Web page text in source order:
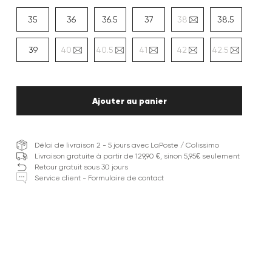
35 36 36.5 37 38 38.5
39 40 40.5 41 42 42.5
Ajouter au panier
Délai de livraison 2 - 5 jours avec LaPoste / Colissimo
Livraison gratuite à partir de 129,90 €, sinon 5,95€ seulement
Retour gratuit sous 30 jours
Service client - Formulaire de contact